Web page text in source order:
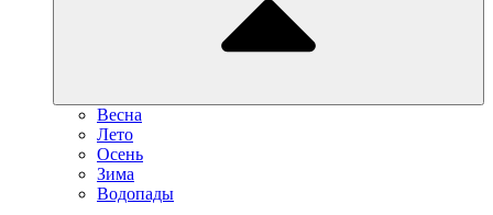
Весна
Лето
Осень
Зима
Водопады